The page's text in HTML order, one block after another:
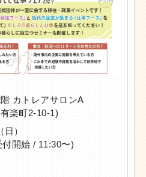
カトレアサロンA
楽町2-10-1)
）
付開始 / 11:30〜)